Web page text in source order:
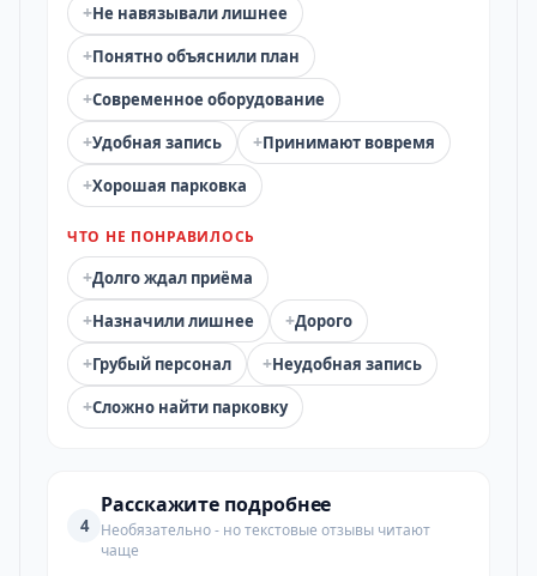
+Не навязывали лишнее
+Понятно объяснили план
+Современное оборудование
+Удобная запись +Принимают вовремя
+Хорошая парковка
ЧТО НЕ ПОНРАВИЛОСЬ
+Долго ждал приёма
+Назначили лишнее +Дорого
+Грубый персонал +Неудобная запись
+Сложно найти парковку
4
Расскажите подробнее
Необязательно - но текстовые отзывы читают
чаще